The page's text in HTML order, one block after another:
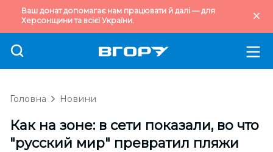
Ваш донат допомагає нам працювати й далі — для
Херсонщини та всієї України.
Головна Новини
Как на зоне: в сети показали, во что
"русский мир" превратил пляжи